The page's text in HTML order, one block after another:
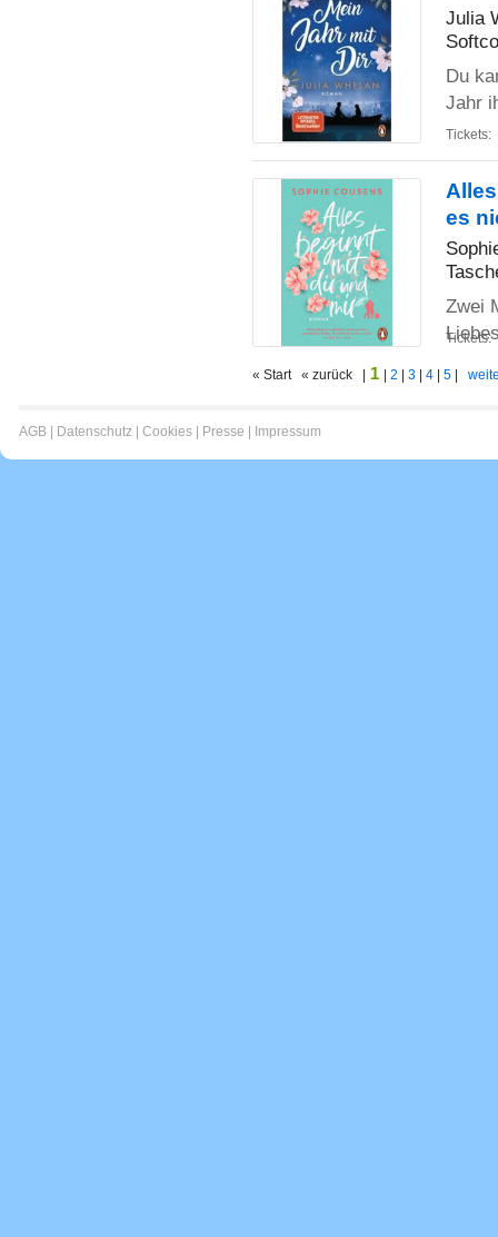
Julia
Du
Jahr
Tickets:
es
Zwei
Tickets:
« Start « zurück | 1 2 3 4 5
AGB Datenschutz Cookies Presse Impressum